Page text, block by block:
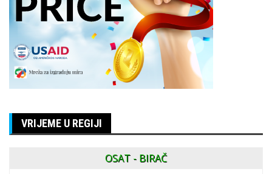
VRIJEME U REGIJI
OSAT - BIRAČ